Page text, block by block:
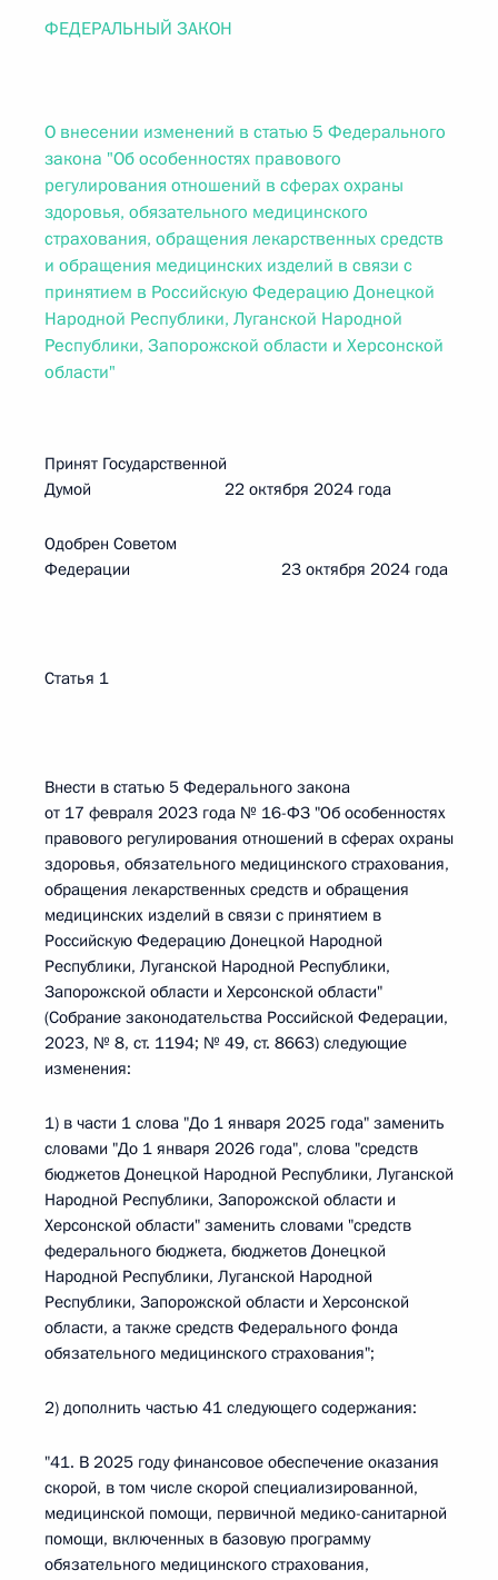
ФЕДЕРАЛЬНЫЙ ЗАКОН
О внесении изменений в статью 5 Федерального
закона "Об особенностях правового
регулирования отношений в сферах охраны
здоровья, обязательного медицинского
страхования, обращения лекарственных средств
и обращения медицинских изделий в связи с
принятием в Российскую Федерацию Донецкой
Народной Республики, Луганской Народной
Республики, Запорожской области и Херсонской
области"
Принят Государственной
Думой 22 октября 2024 года
Одобрен Советом
Федерации 23 октября 2024 года
Статья 1
Внести в статью 5 Федерального закона
от 17 февраля 2023 года № 16-ФЗ "Об особенностях
правового регулирования отношений в сферах охраны
здоровья, обязательного медицинского страхования,
обращения лекарственных средств и обращения
медицинских изделий в связи с принятием в
Российскую Федерацию Донецкой Народной
Республики, Луганской Народной Республики,
Запорожской области и Херсонской области"
(Собрание законодательства Российской Федерации,
2023, № 8, ст. 1194; № 49, ст. 8663) следующие
изменения:
1) в части 1 слова "До 1 января 2025 года" заменить
словами "До 1 января 2026 года", слова "средств
бюджетов Донецкой Народной Республики, Луганской
Народной Республики, Запорожской области и
Херсонской области" заменить словами "средств
федерального бюджета, бюджетов Донецкой
Народной Республики, Луганской Народной
Республики, Запорожской области и Херсонской
области, а также средств Федерального фонда
обязательного медицинского страхования";
2) дополнить частью 41 следующего содержания:
"41. В 2025 году финансовое обеспечение оказания
скорой, в том числе скорой специализированной,
медицинской помощи, первичной медико-санитарной
помощи, включенных в базовую программу
обязательного медицинского страхования,